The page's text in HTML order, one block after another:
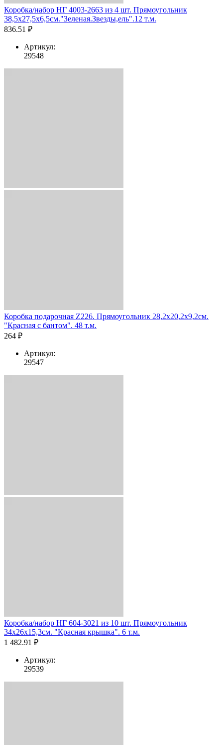
Коробка/набор НГ 4003-2663 из 4 шт. Прямоугольник
38,5х27,5х6,5см."Зеленая.Звезды,ель".12 т.м.
836.51 ₽
Артикул:
29548
Коробка подарочная Z226. Прямоугольник 28,2х20,2х9,2см.
"Красная с бантом". 48 т.м.
264 ₽
Артикул:
29547
Коробка/набор НГ 604-3021 из 10 шт. Прямоугольник
34х26х15,3см. "Красная крышка". 6 т.м.
1 482.91 ₽
Артикул:
29539